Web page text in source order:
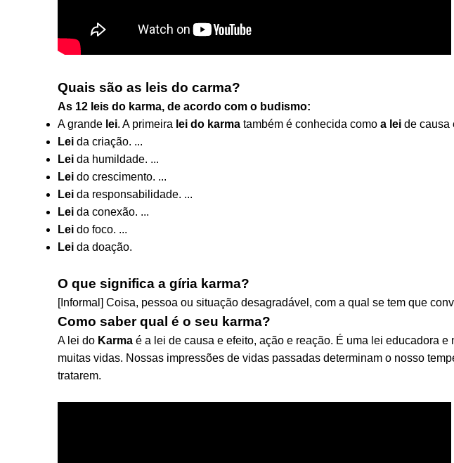
Quais são as leis do carma?
As 12 leis do karma, de acordo com o budismo:
A grande lei. A primeira lei do karma também é conhecida como a lei de causa
Lei da criação. ...
Lei da humildade. ...
Lei do crescimento. ...
Lei da responsabilidade. ...
Lei da conexão. ...
Lei do foco. ...
Lei da doação.
O que significa a gíria karma?
[Informal] Coisa, pessoa ou situação desagradável, com a qual se tem que
Como saber qual é o seu karma?
A lei do Karma é a lei de causa e efeito, ação e reação. É uma lei educadora
muitas vidas. Nossas impressões de vidas passadas determinam o nosso
tratarem.